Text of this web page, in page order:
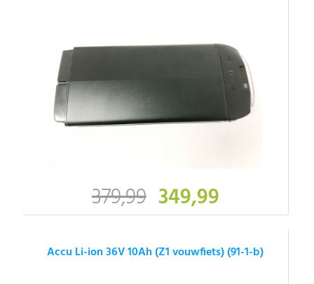
379,99 349,99
Accu Li-ion 36V 10Ah (Z1 vouwfiets) (91-1-b)